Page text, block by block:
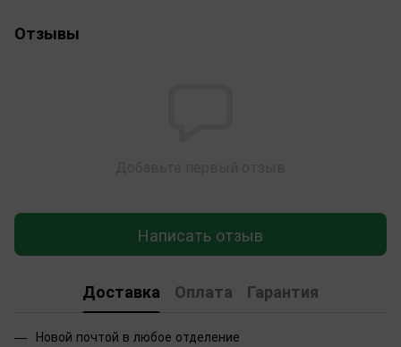
Отзывы
Написать отзыв
Доставка Оплата Гарантия
Новой почтой в любое отделение